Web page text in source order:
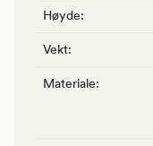
Høyde:
Vekt:
Materiale: